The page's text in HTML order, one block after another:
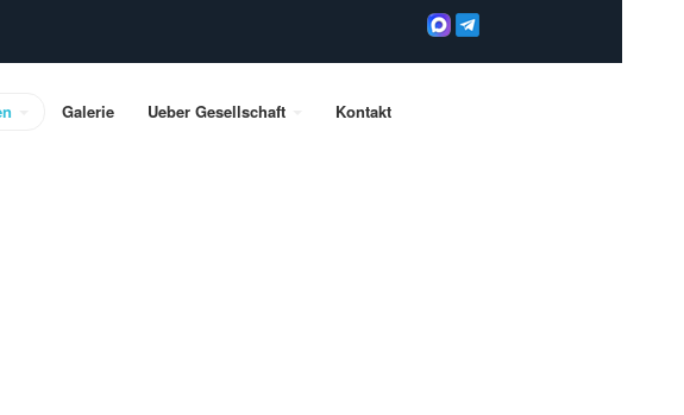
Galerie Ueber Gesellschaft Kontakt